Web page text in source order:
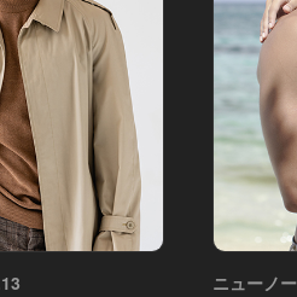
ニューノ